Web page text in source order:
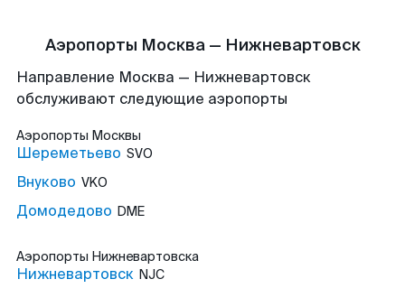
Аэропорты Москва — Нижневартовск
Направление Москва — Нижневартовск
обслуживают следующие аэропорты
Аэропорты Москвы
Шереметьево SVO
Внуково VKO
Домодедово DME
Аэропорты Нижневартовска
Нижневартовск NJC